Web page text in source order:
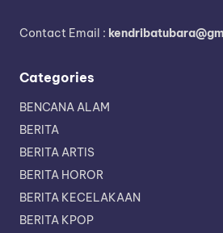
Contact Email :
Categories
BENCANA ALAM
BERITA
BERITA ARTIS
BERITA HOROR
BERITA KECELAKAAN
BERITA KPOP